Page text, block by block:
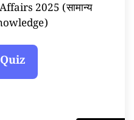
2025 (सामान्य